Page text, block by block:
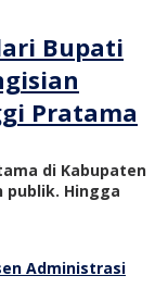
Bupati
Pratama
di Kabupaten
Hingga